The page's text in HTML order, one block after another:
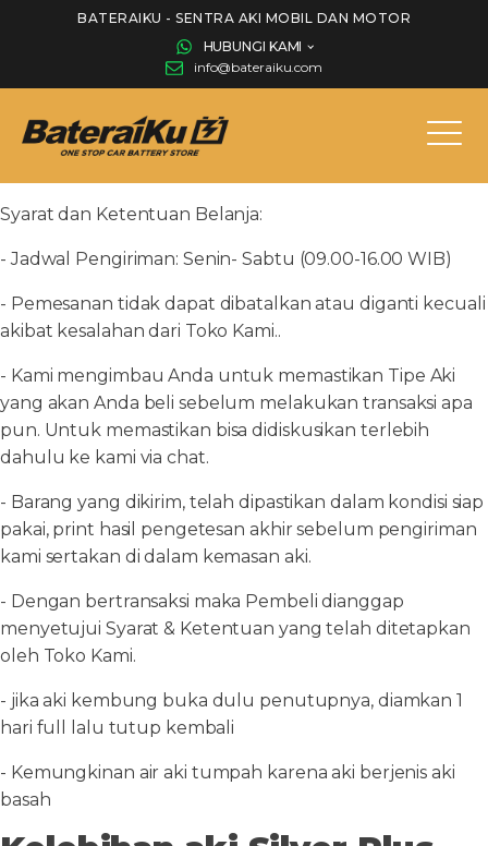
BATERAIKU - SENTRA AKI MOBIL DAN MOTOR
HUBUNGI KAMI
info@bateraiku.com
Syarat dan Ketentuan Belanja:
- Jadwal Pengiriman: Senin- Sabtu (09.00-16.00 WIB)
- Pemesanan tidak dapat dibatalkan atau diganti kecuali
akibat kesalahan dari Toko Kami..
- Kami mengimbau Anda untuk memastikan Tipe Aki
yang akan Anda beli sebelum melakukan transaksi apa
pun. Untuk memastikan bisa didiskusikan terlebih
dahulu ke kami via chat.
- Barang yang dikirim, telah dipastikan dalam kondisi siap
pakai, print hasil pengetesan akhir sebelum pengiriman
kami sertakan di dalam kemasan aki.
- Dengan bertransaksi maka Pembeli dianggap
menyetujui Syarat & Ketentuan yang telah ditetapkan
oleh Toko Kami.
- jika aki kembung buka dulu penutupnya, diamkan 1
hari full lalu tutup kembali
- Kemungkinan air aki tumpah karena aki berjenis aki
basah